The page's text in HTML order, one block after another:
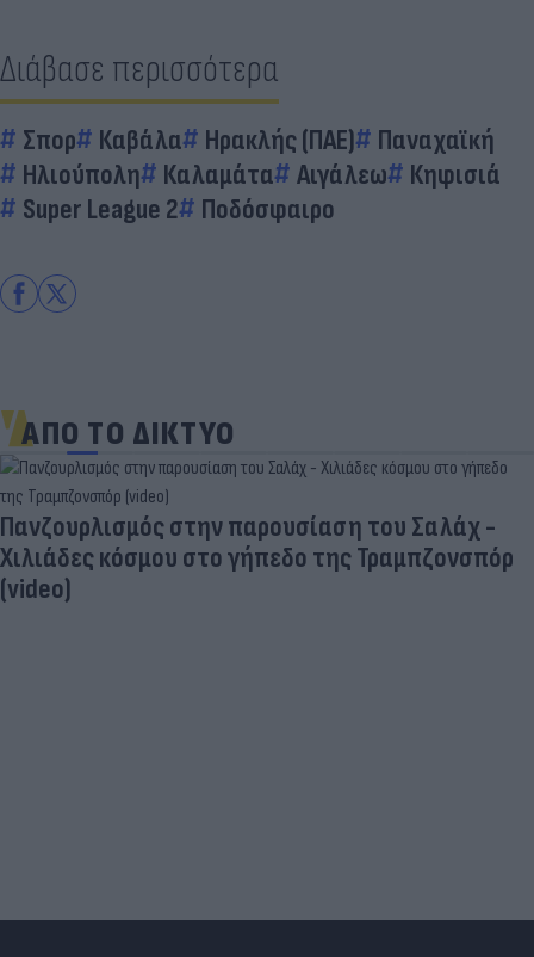
Διάβασε περισσότερα
Σπορ Καβάλα Ηρακλής (ΠΑΕ)
Παναχαϊκή
Ηλιούπολη
Καλαμάτα Αιγάλεω
Κηφισιά
Super League 2
Ποδόσφαιρο
ΑΠΟ ΤΟ ΔΙΚΤΥΟ
Πανζουρλισμός στην παρουσίαση του Σαλάχ -
Χιλιάδες κόσμου στο γήπεδο της Τραμπζονσπόρ
(video)